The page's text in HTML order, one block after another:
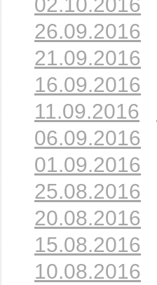
26.09.2016
21.09.2016
16.09.2016
11.09.2016
06.09.2016
01.09.2016
25.08.2016
20.08.2016
15.08.2016
10.08.2016